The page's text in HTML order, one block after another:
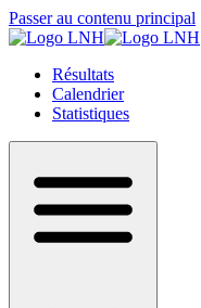
Passer au contenu principal
Résultats
Calendrier
Statistiques